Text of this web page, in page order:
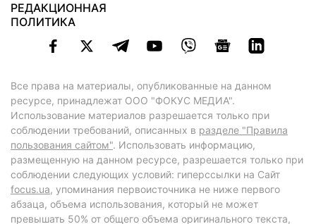
РЕДАКЦИОННАЯ
ПОЛИТИКА
Все права на материалы, опубликованные на данном
ресурсе, принадлежат ООО "ФОКУС МЕДИА".
Использование материалов разрешается только при
соблюдении требований, описанных в разделе "Правила
пользования сайтом". Использовать информацию,
размещенную на данном ресурсе, разрешается только при
соблюдении следующих условий: гиперссылки на Сайт
focus.ua, упоминания первоисточника не ниже первого
абзаца, объема использования, который не может
превышать 50% от общего объема оригинального текста,